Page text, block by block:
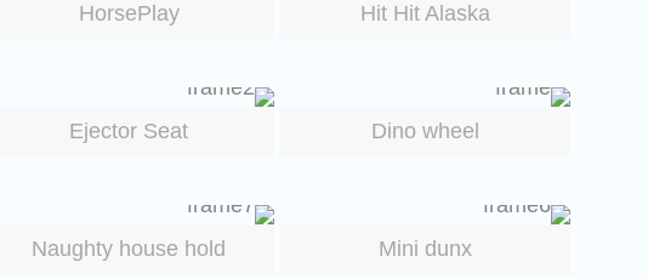
Hit Hit Alaska
HorsePlay
Dino wheel
Ejector Seat
Mini dunx
Naughty house hold